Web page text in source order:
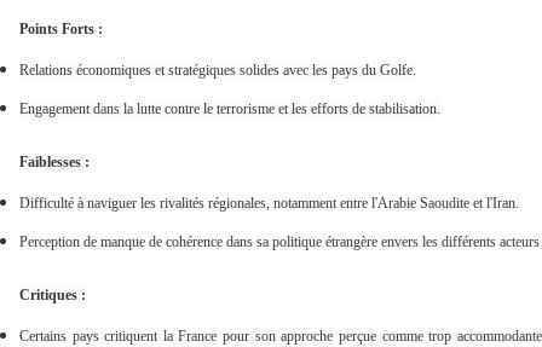
Points Forts :
Relations économiques et stratégiques solides avec les pays du Golfe.
Engagement dans la lutte contre le terrorisme et les efforts de stabilisation.
Faiblesses :
Difficulté à naviguer les rivalités régionales, notamment entre l'Arabie Saoudite et l'Iran.
Perception de manque de cohérence dans sa politique étrangère envers les différents
Critiques :
Certains pays critiquent la France pour son approche perçue comme trop